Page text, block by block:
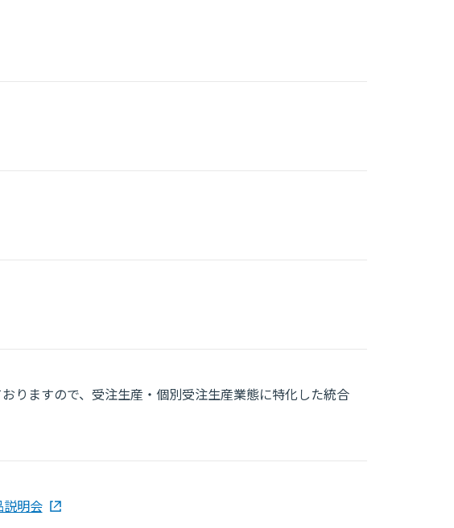
りますので、受注生産・個別受注生産業態に特化した統合
明会